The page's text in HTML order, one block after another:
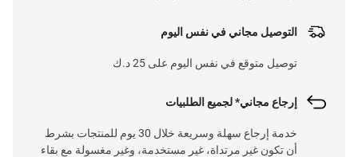
التوصيل مجاني في نفس اليوم
توصيل متوقع في نفس اليوم على 25 د.ك
إرجاع مجاني* لجميع الطلبيات
خدمة إرجاع سهلة وسريعة خلال 30 يوم للمنتجات بشرط
أن تكون غير مرتداة، غير مستخدمة، وغير مغسولة مع بقاء